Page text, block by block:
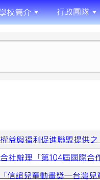
校簡介 行政團隊
益與福利促進聯盟提供
社辦理「第104屆國際合
信誼兒童動畫獎─台灣兒